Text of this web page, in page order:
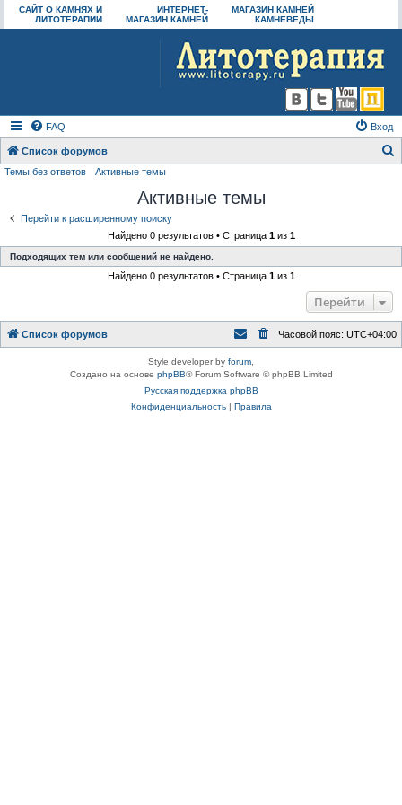
САЙТ О КАМНЯХ И
ЛИТОТЕРАПИИ
ИНТЕРНЕТ-
МАГАЗИН КАМНЕЙ
МАГАЗИН КАМНЕЙ
КАМНЕВЕДЫ
FAQ Вход
Список форумов
Темы без ответов Активные темы
Активные темы
Перейти к расширенному поиску
Найдено 0 результатов • Страница 1из 1
Подходящих тем или сообщений не найдено.
Найдено 0 результатов • Страница 1из 1
Перейти
Список форумов Часовой пояс: UTC+04:00
Style developer by forum
Создано на основе phpBB® Forum Software © phpBB Limited
Русская поддержка phpBB
Конфиденциальность| Правила